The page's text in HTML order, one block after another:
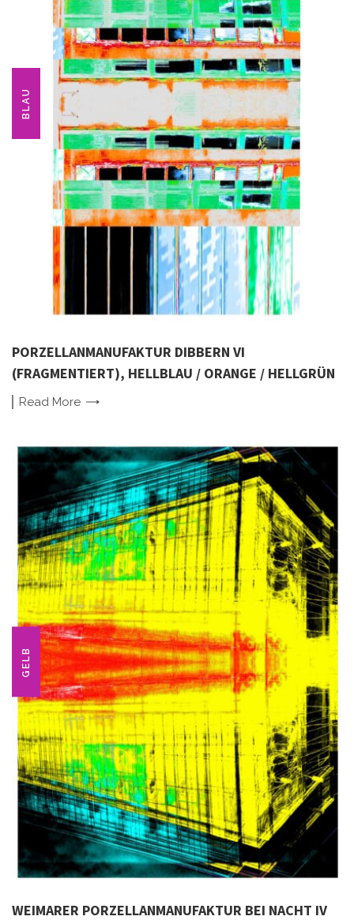
BLAU
PORZELLANMANUFAKTUR DIBBERN VI
(FRAGMENTIERT), HELLBLAU / ORANGE / HELLGRÜN
Read More
GELB
WEIMARER PORZELLANMANUFAKTUR BEI NACHT IV